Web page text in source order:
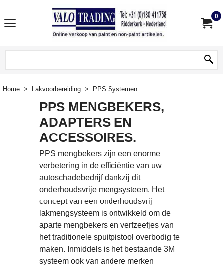
0
Home > Lakvoorbereiding > PPS Systemen
PPS MENGBEKERS,
ADAPTERS EN
ACCESSOIRES.
PPS mengbekers zijn een enorme
verbetering in de efficiëntie van uw
autoschadebedrijf dankzij dit
onderhoudsvrije mengsysteem. Het
concept van een onderhoudsvrij
lakmengsysteem is ontwikkeld om de
aparte mengbekers en verfzeefjes van
het traditionele spuitpistool overbodig te
maken. Inmiddels is het bestaande 3M
systeem ook van andere merken